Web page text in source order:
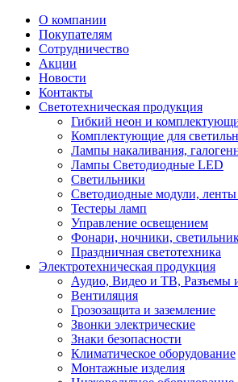
О компании
Покупателям
Сотрудничество
Акции
Новости
Контакты
Светотехническая продукция
Гибкий неон и
Комплектующие для
Лампы накаливания,
Лампы Светодиодные LED
Светильники
Светодиодные модули,
Тестеры ламп
Управление освещением
Фонари, ночники,
Праздничная светотехника
Электротехническая продукция
Аудио, Видео и ТВ, Разъемы
Вентиляция
Грозозащита и заземление
Звонки электрические
Знаки безопасности
Климатическое оборудование
Монтажные изделия